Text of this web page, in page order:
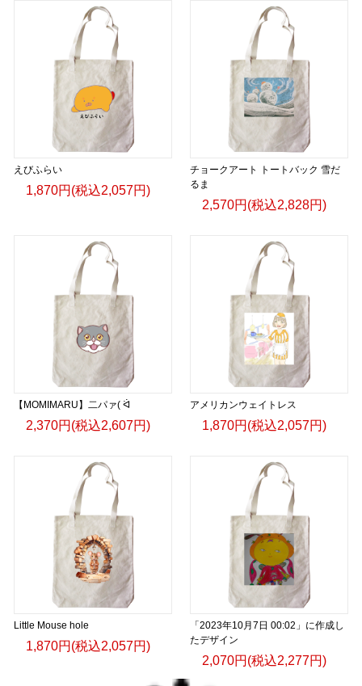
えびふらい
1,870円(税込2,057円)
チョークアート トートバック 雪だ
るま
2,570円(税込2,828円)
【MOMIMARU】二パァ( ᐛ
2,370円(税込2,607円)
アメリカンウェイトレス
1,870円(税込2,057円)
Little Mouse hole
1,870円(税込2,057円)
「2023年10月7日 00:02」に作成し
たデザイン
2,070円(税込2,277円)